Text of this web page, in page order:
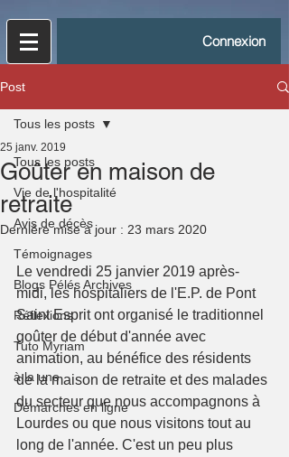
Connexion
Post
Tous les posts
Vie de l'hospitalité
Avis de décès
Témoignages
Blogs Pélés Archives
Réflexions
Tuto Myriam
à la une
Démarches en ligne
Tous les posts
Goûter en maison de
retraite
25 janv. 2019
Dernière mise à jour : 23 mars 2020
Le vendredi 25 janvier 2019 après-
midi, les hospitaliers de l'E.P. de Pont
Saint Esprit ont organisé le traditionnel
goûter de début d'année avec
animation, au bénéfice des résidents
de la maison de retraite et des malades
du secteur que nous accompagnons à
Lourdes ou que nous visitons tout au
long de l'année. C'est un peu plus